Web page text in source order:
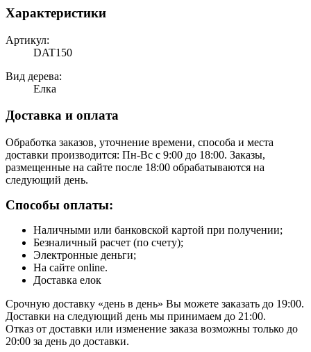
Характеристики
Артикул:
DAT150
Вид дерева:
Елка
Доставка и оплата
Обработка заказов, уточнение времени, способа и места
доставки производится: Пн-Вс с 9:00 до 18:00. Заказы,
размещенные на сайте после 18:00 обрабатываются на
следующий день.
Способы оплаты:
Наличными или банковской картой при получении;
Безналичный расчет (по счету);
Электронные деньги;
На сайте online.
Доставка елок
Срочную доставку «день в день» Вы можете заказать до 19:00.
Доставки на следующий день мы принимаем до 21:00.
Отказ от доставки или изменение заказа возможны только до
20:00 за день до доставки.